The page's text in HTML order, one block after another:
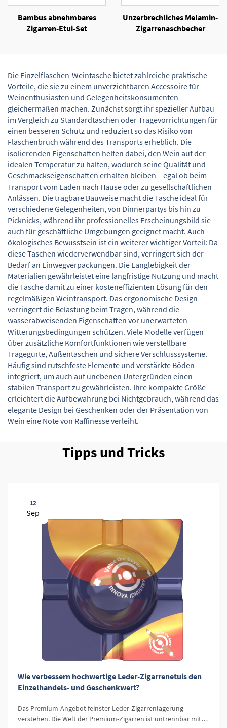
Bambus abnehmbares
Zigarren-Etui-Set
Unzerbrechliches Melamin-
Zigarrenaschbecher
Die Einzelflaschen-Weintasche bietet zahlreiche praktische
Vorteile, die sie zu einem unverzichtbaren Accessoire für
Weinenthusiasten und Gelegenheitskonsumenten
gleichermaßen machen. Zunächst sorgt ihr spezieller Aufbau
im Vergleich zu Standardtaschen oder Tragevorrichtungen für
einen besseren Schutz und reduziert so das Risiko von
Flaschenbruch während des Transports erheblich. Die
isolierenden Eigenschaften helfen dabei, den Wein auf der
idealen Temperatur zu halten, wodurch seine Qualität und
Geschmackseigenschaften erhalten bleiben – egal ob beim
Transport vom Laden nach Hause oder zu gesellschaftlichen
Anlässen. Die tragbare Bauweise macht die Tasche ideal für
verschiedene Gelegenheiten, von Dinnerpartys bis hin zu
Picknicks, während ihr professionelles Erscheinungsbild sie
auch für geschäftliche Umgebungen geeignet macht. Auch
ökologisches Bewusstsein ist ein weiterer wichtiger Vorteil: Da
diese Taschen wiederverwendbar sind, verringert sich der
Bedarf an Einwegverpackungen. Die Langlebigkeit der
Materialien gewährleistet eine langfristige Nutzung und macht
die Tasche damit zu einer kosteneffizienten Lösung für den
regelmäßigen Weintransport. Das ergonomische Design
verringert die Belastung beim Tragen, während die
wasserabweisenden Eigenschaften vor unerwarteten
Witterungsbedingungen schützen. Viele Modelle verfügen
über zusätzliche Komfortfunktionen wie verstellbare
Tragegurte, Außentaschen und sichere Verschlusssysteme.
Häufig sind rutschfeste Elemente und verstärkte Böden
integriert, um auch auf unebenen Untergründen einen
stabilen Transport zu gewährleisten. Ihre kompakte Größe
erleichtert die Aufbewahrung bei Nichtgebrauch, während das
elegante Design bei Geschenken oder der Präsentation von
Wein eine Note von Raffinesse verleiht.
Tipps und Tricks
12
Sep
Wie verbessern hochwertige Leder-Zigarrenetuis den
Einzelhandels- und Geschenkwert?
Das Premium-Angebot feinster Leder-Zigarrenlagerung
verstehen. Die Welt der Premium-Zigarren ist untrennbar mit